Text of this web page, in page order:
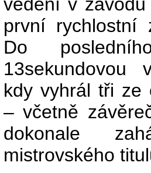
první rychlostní
Do
13sekundovou
kdy vyhrál tři ze
– včetně
dokonale
mistrovského